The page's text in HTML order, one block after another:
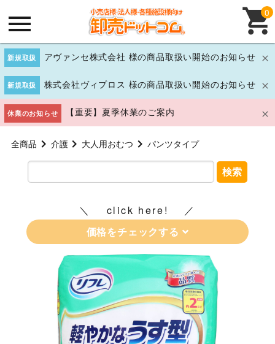
新規取扱 アヴァンセ株式会社 様の商品取扱い開始のお知らせ
新規取扱 株式会社ヴィプロス 様の商品取扱い開始のお知らせ
休業のお知らせ 【重要】夏季休業のご案内
0
全商品 介護 大人用おむつ パンツタイプ
検索
click here!
価格をチェックする